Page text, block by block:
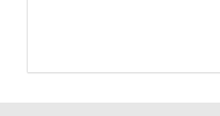
EIN.